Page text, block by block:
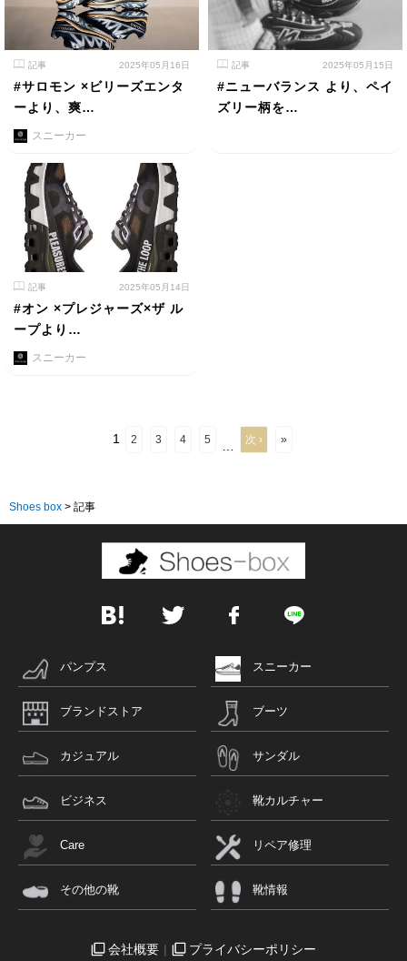
記事 2025年05月16日
#サロモン ×ビリーズエンタ
ーより、爽…
スニーカー
記事 2025年05月15日
#ニューバランス より、ペイ
ズリー柄を…
記事 2025年05月14日
#オン ×プレジャーズ×ザ ル
ープより…
スニーカー
1 2 3 4 5 次 › »
Shoes box > 記事
パンプス スニーカー
ブランドストア ブーツ
カジュアル サンダル
ビジネス 靴カルチャー
Care リペア修理
その他の靴 靴情報
会社概要 プライバシーポリシー